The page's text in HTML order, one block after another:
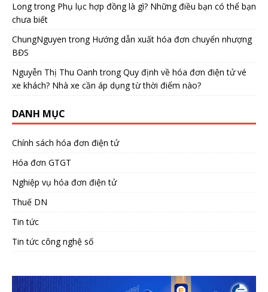
Longtrong Phụ lục hợp đồng là gì? Những điều bạn có thể bạn
chưa biết
ChungNguyen trong Hướng dẫn xuất hóa đơn chuyển nhượng
BĐS
Nguyễn Thị Thu Oanh trongQuy định về hóa đơn điện tử vé
xe khách? Nhà xe cần áp dụng từ thời điểm nào?
DANH MỤC
Chính sách hóa đơn điện tử
Hóa đơn GTGT
Nghiệp vụ hóa đơn điện tử
Thuế DN
Tin tức
Tin tức công nghệ số